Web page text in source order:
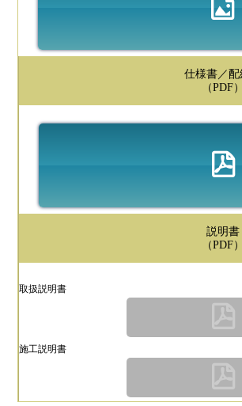
仕様書／配
（PDF）
説明書
（PDF）
取扱説明書
施工説明書